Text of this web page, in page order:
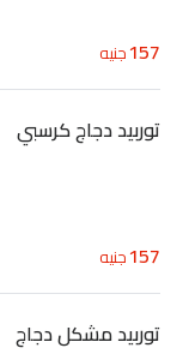
157جنيه
توربيد دجاج كرسبي
157جنيه
توربيد مشكل دجاج